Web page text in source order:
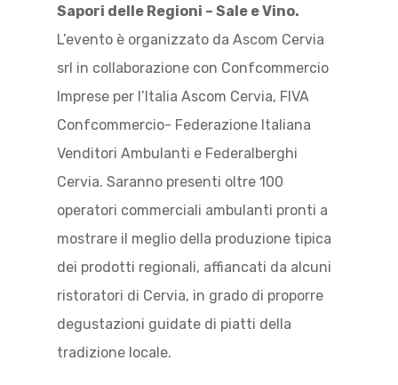
Sapori delle Regioni – Sale e Vino.
L’evento è organizzato da Ascom Cervia
srl in collaborazione con Confcommercio
Imprese per l’Italia Ascom Cervia, FIVA
Confcommercio- Federazione Italiana
Venditori Ambulanti e Federalberghi
Cervia. Saranno presenti oltre 100
operatori commerciali ambulanti pronti a
mostrare il meglio della produzione tipica
dei prodotti regionali, affiancati da alcuni
ristoratori di Cervia, in grado di proporre
degustazioni guidate di piatti della
tradizione locale.